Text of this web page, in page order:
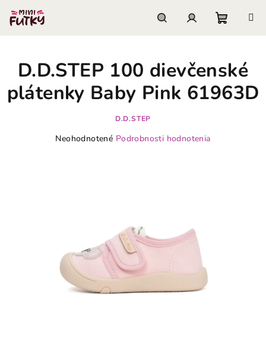
obsah
košík
D.D.STEP 100 dievčenské
plátenky Baby Pink 61963D
D.D.STEP
Priemerné
Neohodnotené Podrobnosti hodnotenia